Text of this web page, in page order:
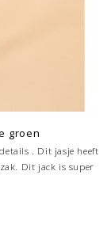
groen
. Dit jasje heeft
Dit jack is super
City